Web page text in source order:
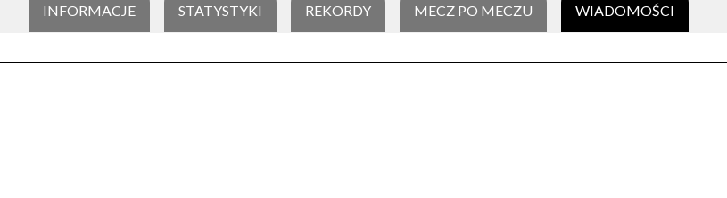
INFORMACJE STATYSTYKI REKORDY MECZ PO MECZU WIADOMOŚCI